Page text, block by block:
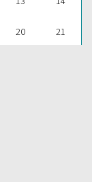
20 21